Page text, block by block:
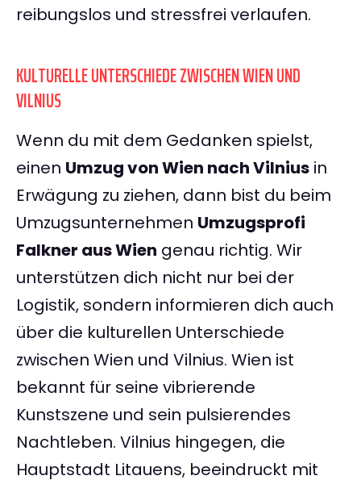
reibungslos und stressfrei verlaufen.
KULTURELLE UNTERSCHIEDE ZWISCHEN WIEN UND
VILNIUS
Wenn du mit dem Gedanken spielst,
einen Umzug von Wien nach Vilnius in
Erwägung zu ziehen, dann bist du beim
Umzugsunternehmen Umzugsprofi
Falkner aus Wien genau richtig. Wir
unterstützen dich nicht nur bei der
Logistik, sondern informieren dich auch
über die kulturellen Unterschiede
zwischen Wien und Vilnius. Wien ist
bekannt für seine vibrierende
Kunstszene und sein pulsierendes
Nachtleben. Vilnius hingegen, die
Hauptstadt Litauens, beeindruckt mit